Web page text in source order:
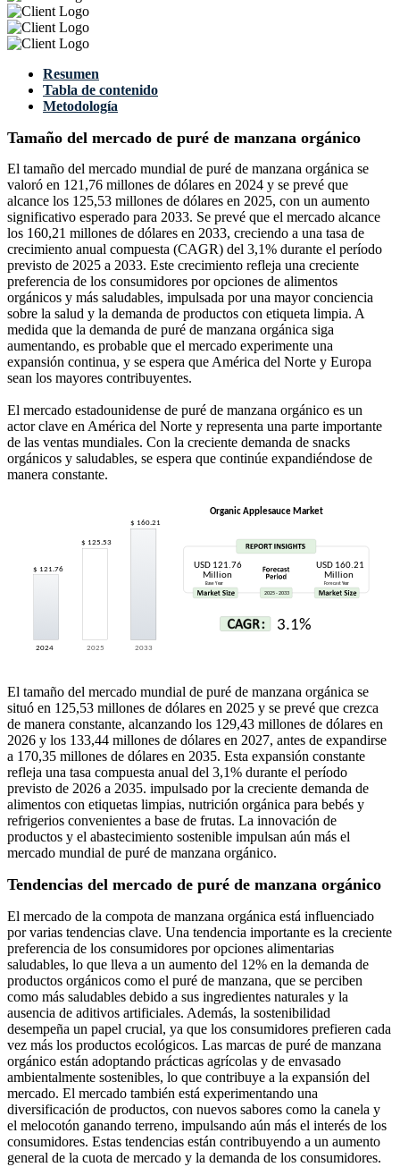
Resumen
Tabla de contenido
Metodología
Tamaño del mercado de puré de manzana orgánico
El tamaño del mercado mundial de puré de manzana orgánica se
valoró en 121,76 millones de dólares en 2024 y se prevé que
alcance los 125,53 millones de dólares en 2025, con un aumento
significativo esperado para 2033. Se prevé que el mercado alcance
los 160,21 millones de dólares en 2033, creciendo a una tasa de
crecimiento anual compuesta (CAGR) del 3,1% durante el período
previsto de 2025 a 2033. Este crecimiento refleja una creciente
preferencia de los consumidores por opciones de alimentos
orgánicos y más saludables, impulsada por una mayor conciencia
sobre la salud y la demanda de productos con etiqueta limpia. A
medida que la demanda de puré de manzana orgánica siga
aumentando, es probable que el mercado experimente una
expansión continua, y se espera que América del Norte y Europa
sean los mayores contribuyentes.
El mercado estadounidense de puré de manzana orgánico es un
actor clave en América del Norte y representa una parte importante
de las ventas mundiales. Con la creciente demanda de snacks
orgánicos y saludables, se espera que continúe expandiéndose de
manera constante.
El tamaño del mercado mundial de puré de manzana orgánica se
situó en 125,53 millones de dólares en 2025 y se prevé que crezca
de manera constante, alcanzando los 129,43 millones de dólares en
2026 y los 133,44 millones de dólares en 2027, antes de expandirse
a 170,35 millones de dólares en 2035. Esta expansión constante
refleja una tasa compuesta anual del 3,1% durante el período
previsto de 2026 a 2035. impulsado por la creciente demanda de
alimentos con etiquetas limpias, nutrición orgánica para bebés y
refrigerios convenientes a base de frutas. La innovación de
productos y el abastecimiento sostenible impulsan aún más el
mercado mundial de puré de manzana orgánico.
Tendencias del mercado de puré de manzana orgánico
El mercado de la compota de manzana orgánica está influenciado
por varias tendencias clave. Una tendencia importante es la creciente
preferencia de los consumidores por opciones alimentarias
saludables, lo que lleva a un aumento del 12% en la demanda de
productos orgánicos como el puré de manzana, que se perciben
como más saludables debido a sus ingredientes naturales y la
ausencia de aditivos artificiales. Además, la sostenibilidad
desempeña un papel crucial, ya que los consumidores prefieren cada
vez más los productos ecológicos. Las marcas de puré de manzana
orgánico están adoptando prácticas agrícolas y de envasado
ambientalmente sostenibles, lo que contribuye a la expansión del
mercado. El mercado también está experimentando una
diversificación de productos, con nuevos sabores como la canela y
el melocotón ganando terreno, impulsando aún más el interés de los
consumidores. Estas tendencias están contribuyendo a un aumento
general de la cuota de mercado y la demanda de los consumidores.